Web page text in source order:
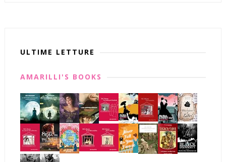
ULTIME LETTURE
AMARILLI'S BOOKS